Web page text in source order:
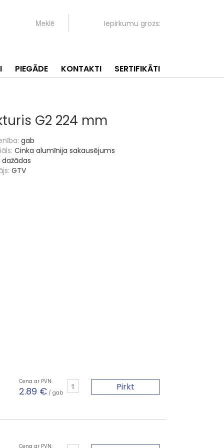
Iepirkumu grozs:
PIEGĀDE KONTAKTI SERTIFIKĀTI
G2 224 mm
gab
Cinka alumīnija sakausējums
dažādas
GTV
Cena ar PVN:
2.89 € / gab
Pirkt
Cena ar PVN: